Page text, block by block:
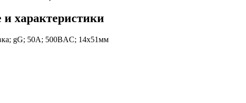
и характеристики
gG; 50А; 500ВAC; 14x51мм